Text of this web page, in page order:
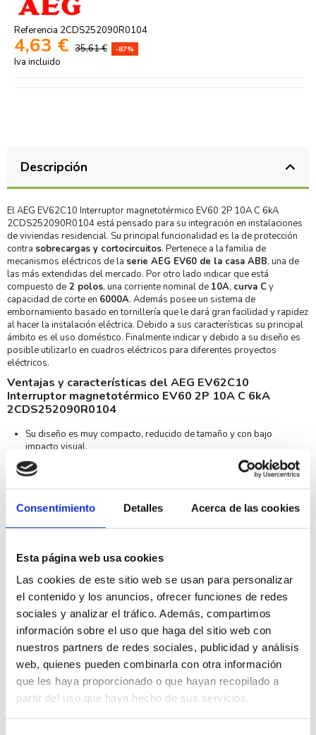
Consentimiento Detalles Acerca de las cookies
Esta página web usa cookies
Las cookies de este sitio web se usan para personalizar
el contenido y los anuncios, ofrecer funciones de redes
sociales y analizar el tráfico. Además, compartimos
información sobre el uso que haga del sitio web con
nuestros partners de redes sociales, publicidad y análisis
web, quienes pueden combinarla con otra información
que les haya proporcionado o que hayan recopilado a
partir del uso que haya hecho de sus servicios.
Referencia 2CDS252090R0104
4,63 € 35,61 € -87%
Iva incluido
Descripción
El AEG EV62C10 Interruptor magnetotérmico EV60 2P 10A C 6kA
2CDS252090R0104 está pensado para su integración en instalaciones
de viviendas residencial. Su principal funcionalidad es la de protección
contra sobrecargas y cortocircuitos. Pertenece a la familia de
mecanismos eléctricos de la serie AEG EV60 de la casa ABB, una de
las más extendidas del mercado. Por otro lado indicar que está
compuesto de2 polos, una corriente nominal de 10A, curva Cy
capacidad de corte en 6000A. Además posee un sistema de
embornamiento basado en tornillería que le dará gran facilidad y rapidez
al hacer la instalación eléctrica. Debido a sus características su principal
ámbito es el uso doméstico. Finalmente indicar y debido a su diseño es
posible utilizarlo en cuadros eléctricos para diferentes proyectos
eléctricos.
Ventajas y características del AEG EV62C10
Interruptor magnetotérmico EV60 2P 10A C 6kA
2CDS252090R0104
Su diseño es muy compacto, reducido de tamaño y con bajo
impacto visual.
Su acabado es en
1 - 16mm² en flexible.
El número de polos es de2 Polos
Pertenece a laserie EV60 de AEG.
Asimismo indicar que su rango de temperatura de funcionamiento
es de-25°C a +55°C.
Finalmente indicar que su conexión es muy sencilla debido a su
sistema de embornamiento de tornillería.
Fabricado con los más altos estándares de calidad.
Especificaciones técnicas AEG EV62C10
Sección de cable admitida
25mm² en rígido y 16mm² en